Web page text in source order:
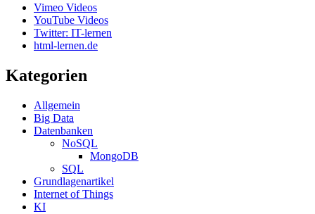
Vimeo Videos
YouTube Videos
Twitter: IT-lernen
html-lernen.de
Kategorien
Allgemein
Big Data
Datenbanken
NoSQL
MongoDB
SQL
Grundlagenartikel
Internet of Things
KI